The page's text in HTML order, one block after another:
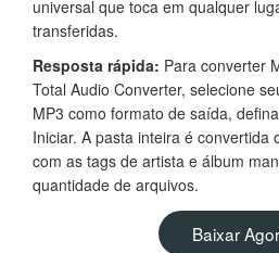
universal que toca em qualquer
transferidas.
Resposta rápida: Para converter
Total Audio Converter, selecione
MP3 como formato de saída,
Iniciar. A pasta inteira é convertida
com as tags de artista e álbum
quantidade de arquivos.
Baixar